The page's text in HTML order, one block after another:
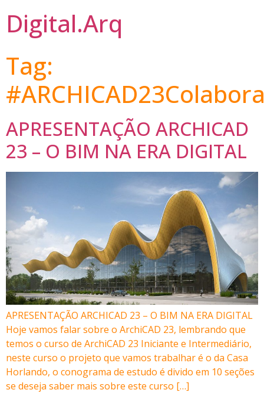
Digital.Arq
Tag:
APRESENTAÇÃO ARCHICAD
23 – O BIM NA ERA DIGITAL
APRESENTAÇÃO ARCHICAD 23 – O BIM NA ERA DIGITAL
Hoje vamos falar sobre o ArchiCAD 23, lembrando que
temos o curso de ArchiCAD 23 Iniciante e Intermediário,
neste curso o projeto que vamos trabalhar é o da Casa
Horlando, o conograma de estudo é divido em 10 seções
se deseja saber mais sobre este curso […]